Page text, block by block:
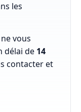
les
vous
délai de 14
contacter et